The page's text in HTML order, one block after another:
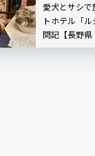
愛犬とサシで
トホテル「
問記【長野県